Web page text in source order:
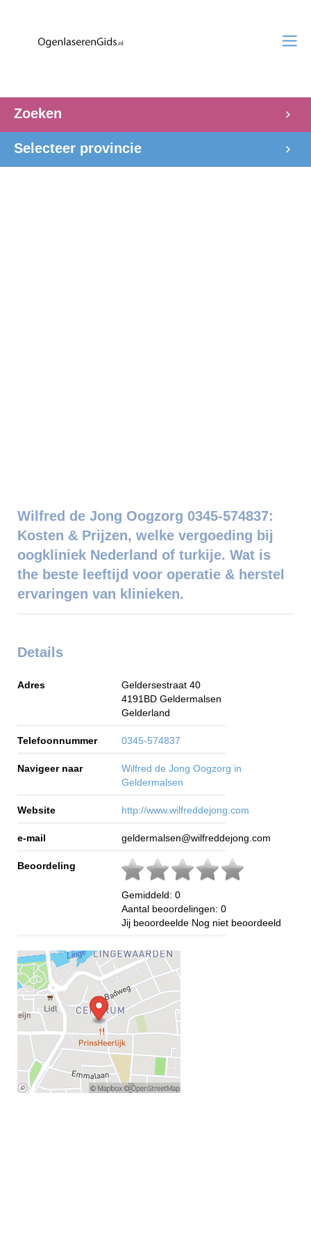
Zoeken
Selecteer provincie
Wilfred de Jong Oogzorg 0345-574837:
Kosten & Prijzen, welke vergoeding bij
oogkliniek Nederland of turkije. Wat is
the beste leeftijd voor operatie & herstel
ervaringen van klinieken.
Details
Adres
Geldersestraat 40
4191BD Geldermalsen
Gelderland
Telefoonnummer 0345-574837
Navigeer naar
Wilfred de Jong Oogzorg in
Geldermalsen
Website http://www.wilfreddejong.com
e-mail geldermalsen@wilfreddejong.com
Beoordeling
Gemiddeld: 0
Aantal beoordelingen: 0
Jij beoordeelde Nog niet beoordeeld